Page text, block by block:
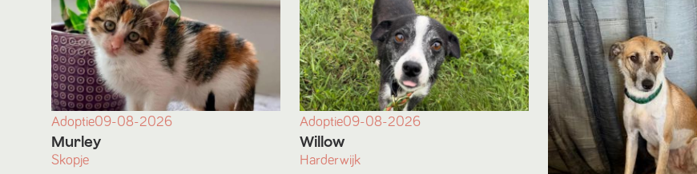
Adoptie09-08-2026
Murley
Skopje
Adoptie09-08-2026
Willow
Harderwijk